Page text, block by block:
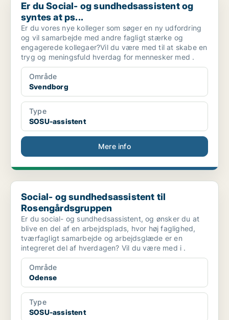
Er du Social- og sundhedsassistent og
syntes at ps...
Er du vores nye kolleger som søger en ny udfordring
og vil samarbejde med andre fagligt stærke og
engagerede kollegaer?Vil du være med til at skabe en
tryg og meningsfuld hverdag for mennesker med .
Område
Svendborg
Type
SOSU-assistent
Mere info
Social- og sundhedsassistent til Rosengårdsgruppen
Social- og sundhedsassistent til
Rosengårdsgruppen
Er du social- og sundhedsassistent, og ønsker du at
blive en del af en arbejdsplads, hvor høj faglighed,
tværfagligt samarbejde og arbejdsglæde er en
integreret del af hverdagen? Vil du være med i .
Område
Odense
Type
SOSU-assistent